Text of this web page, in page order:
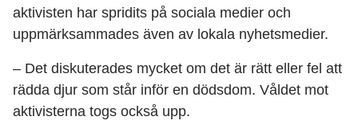
aktivisten har spridits på sociala medier och
uppmärksammades även av lokala nyhetsmedier.
– Det diskuterades mycket om det är rätt eller fel att
rädda djur som står inför en dödsdom. Våldet mot
aktivisterna togs också upp.